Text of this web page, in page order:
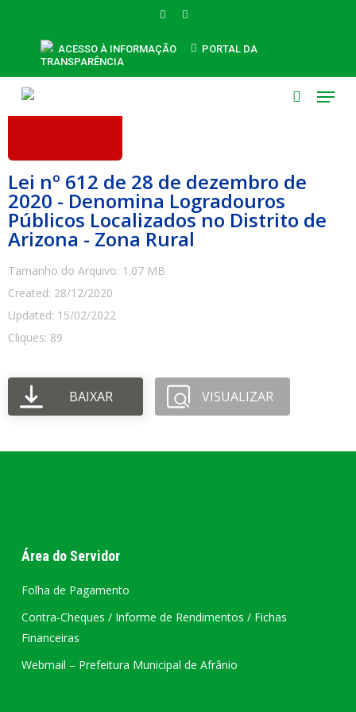
FACEBOOKINSTAGRAM
ACESSO À INFORMAÇÃO
PORTAL DA
TRANSPARÊNCIA
Menu
Lei nº 612 de 28 de dezembro de
2020 - Denomina Logradouros
Públicos Localizados no Distrito de
Arizona - Zona Rural
Tamanho do Arquivo: 1.07 MB
Created: 28/12/2020
Updated: 15/02/2022
Cliques: 89
BAIXAR VISUALIZAR
Área do Servidor
Folha de Pagamento
Contra-Cheques / Informe de Rendimentos / Fichas
Financeiras
Webmail – Prefeitura Municipal de Afrânio